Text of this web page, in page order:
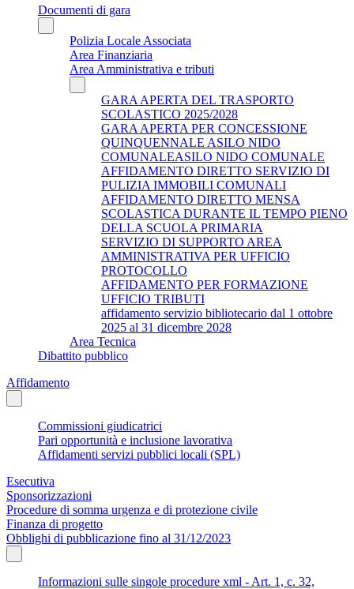
Documenti di gara
Polizia Locale Associata
Area Finanziaria
Area Amministrativa e tributi
GARA APERTA DEL TRASPORTO
SCOLASTICO 2025/2028
GARA APERTA PER CONCESSIONE
QUINQUENNALE ASILO NIDO
COMUNALEASILO NIDO COMUNALE
AFFIDAMENTO DIRETTO SERVIZIO DI
PULIZIA IMMOBILI COMUNALI
AFFIDAMENTO DIRETTO MENSA
SCOLASTICA DURANTE IL TEMPO PIENO
DELLA SCUOLA PRIMARIA
SERVIZIO DI SUPPORTO AREA
AMMINISTRATIVA PER UFFICIO
PROTOCOLLO
AFFIDAMENTO PER FORMAZIONE
UFFICIO TRIBUTI
affidamento servizio bibliotecario dal 1 ottobre
2025 al 31 dicembre 2028
Area Tecnica
Dibattito pubblico
Affidamento
Commissioni giudicatrici
Pari opportunità e inclusione lavorativa
Affidamenti servizi pubblici locali (SPL)
Esecutiva
Sponsorizzazioni
Procedure di somma urgenza e di protezione civile
Finanza di progetto
Obblighi di pubblicazione fino al 31/12/2023
Informazioni sulle singole procedure xml - Art. 1, c. 32,